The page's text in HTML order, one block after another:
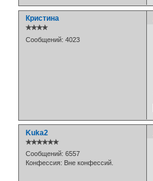
Кристина
✯✯✯✯
Сообщений: 4023
Kuka2
✯✯✯✯✯✯
Сообщений: 6557
Конфессия: Вне конфессий.